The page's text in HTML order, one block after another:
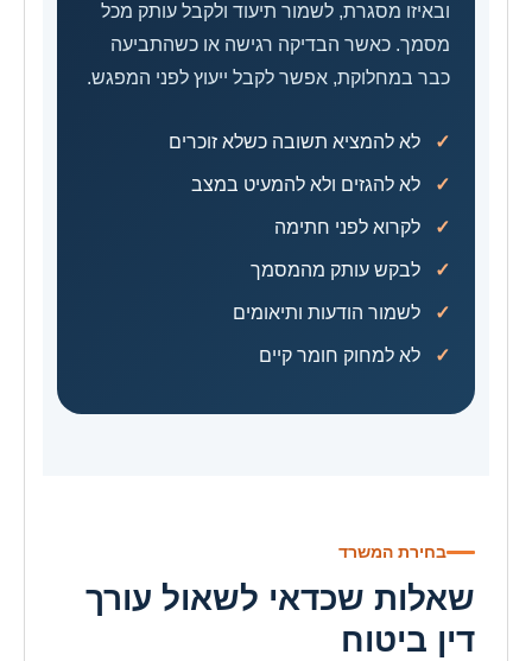
ובאיזו מסגרת, לשמור תיעוד ולקבל עותק מכל
מסמך. כאשר הבדיקה רגישה או כשהתביעה
כבר במחלוקת, אפשר לקבל ייעוץ לפני המפגש.
לא להמציא תשובה כשלא זוכרים
לא להגזים ולא להמעיט במצב
לקרוא לפני חתימה
לבקש עותק מהמסמך
לשמור הודעות ותיאומים
לא למחוק חומר קיים
בחירת המשרד
שאלות שכדאי לשאול עורך
דין ביטוח